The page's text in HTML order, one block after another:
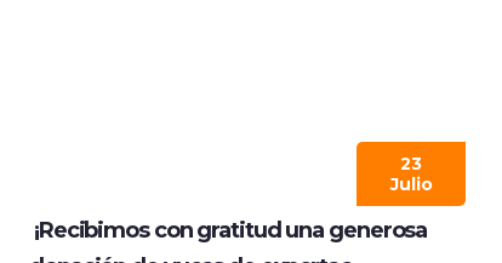
23
Julio
¡Recibimos con gratitud una generosa